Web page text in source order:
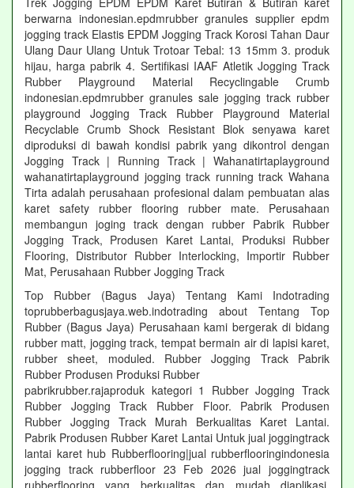
berwarna indonesian.epdmrubber granules supplier epdm
jogging track Elastis EPDM Jogging Track Korosi Tahan Daur
Ulang Daur Ulang Untuk Trotoar Tebal: 13 15mm 3. produk
hijau, harga pabrik 4. Sertifikasi IAAF Atletik Jogging Track
Rubber Playground Material Recyclingable Crumb
indonesian.epdmrubber granules sale jogging track rubber
playground Jogging Track Rubber Playground Material
Recyclable Crumb Shock Resistant Blok senyawa karet
diproduksi di bawah kondisi pabrik yang dikontrol dengan
Jogging Track | Running Track | Wahanatirtaplayground
wahanatirtaplayground jogging track running track Wahana
Tirta adalah perusahaan profesional dalam pembuatan alas
karet safety rubber flooring rubber mate. Perusahaan
membangun joging track dengan rubber Pabrik Rubber
Jogging Track, Produsen Karet Lantai, Produksi Rubber
Flooring, Distributor Rubber Interlocking, Importir Rubber
Mat, Perusahaan Rubber Jogging Track
Top Rubber (Bagus Jaya) Tentang Kami Indotrading
toprubberbagusjaya.web.indotrading about Tentang Top
Rubber (Bagus Jaya) Perusahaan kami bergerak di bidang
rubber matt, jogging track, tempat bermain air di lapisi karet,
rubber sheet, moduled. Rubber Jogging Track Pabrik
Rubber Produsen Produksi Rubber
pabrikrubber.rajaproduk kategori 1 Rubber Jogging Track
Rubber Jogging Track Rubber Floor. Pabrik Produsen
Rubber Jogging Track Murah Berkualitas Karet Lantai.
Pabrik Produsen Rubber Karet Lantai Untuk jual joggingtrack
lantai karet hub Rubberflooring|jual rubberflooringindonesia
jogging track rubberfloor 23 Feb 2026 jual joggingtrack